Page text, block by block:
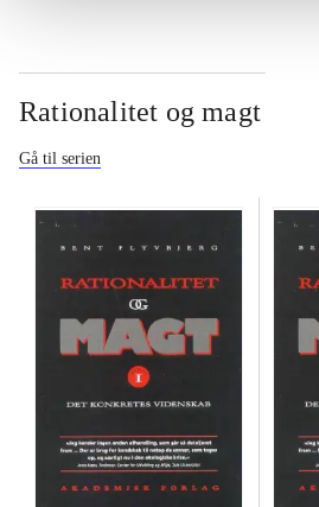
Rationalitet og magt
Gå til serien